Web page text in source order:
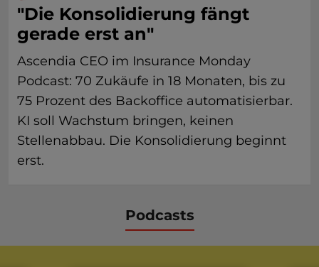
"Die Konsolidierung fängt
gerade erst an"
Ascendia CEO im Insurance Monday
Podcast: 70 Zukäufe in 18 Monaten, bis zu
75 Prozent des Backoffice automatisierbar.
KI soll Wachstum bringen, keinen
Stellenabbau. Die Konsolidierung beginnt
erst.
Podcasts